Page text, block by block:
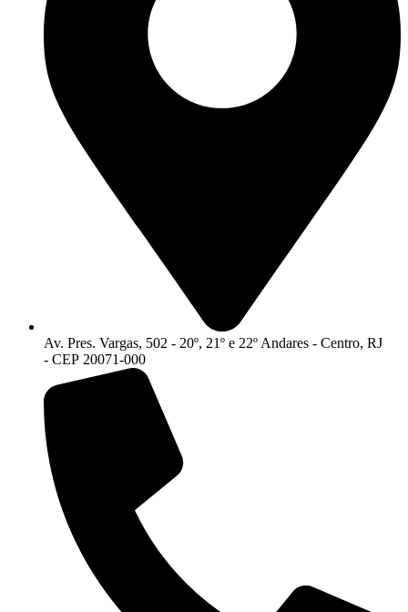
Av. Pres. Vargas, 502 - 20º, 21º e 22º Andares - Centro, RJ
- CEP 20071-000